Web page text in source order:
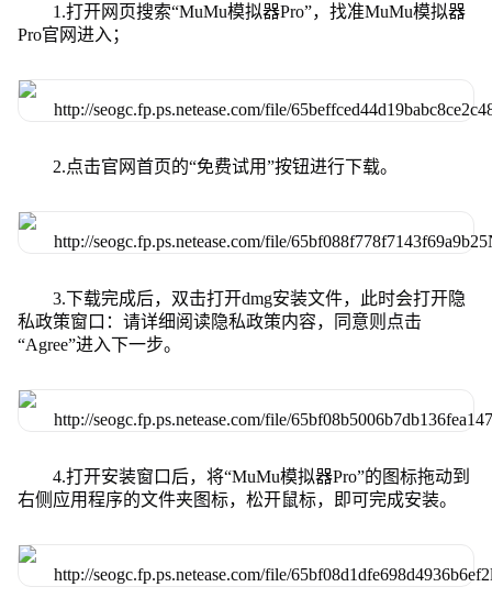
1.打开网页搜索“MuMu模拟器Pro”，找准MuMu模拟器
Pro官网进入；
2.点击官网首页的“免费试用”按钮进行下载。
3.下载完成后，双击打开dmg安装文件，此时会打开隐
私政策窗口：请详细阅读隐私政策内容，同意则点击
“Agree”进入下一步。
4.打开安装窗口后，将“MuMu模拟器Pro”的图标拖动到
右侧应用程序的文件夹图标，松开鼠标，即可完成安装。